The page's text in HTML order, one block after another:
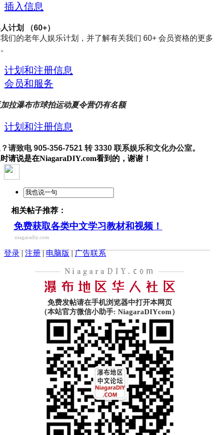
插入信息
计划 （60+）
们的老年人娱乐计划，并了解有关我们 60+ 会员资格的更多
计划和注册信息
会员和服务
拉瀑布市球拍运动夏令营仍有名额
计划和注册信息
请致电 905-356-7521 转 3330 联系娱乐和文化办公室。
请说是在NiagaraDIY.com看到的，谢谢！
相关帖子推荐：
免费获取各类中文学习教材和视频！
niagaradiy.com
登录|注册|电脑版|广告联系
免费发帖请在手机浏览器中打开本网页
（本站官方微信小助手: NiagaraDIYcom）